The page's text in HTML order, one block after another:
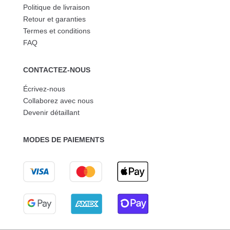
Politique de livraison
Retour et garanties
Termes et conditions
FAQ
CONTACTEZ-NOUS
Écrivez-nous
Collaborez avec nous
Devenir détaillant
MODES DE PAIEMENTS